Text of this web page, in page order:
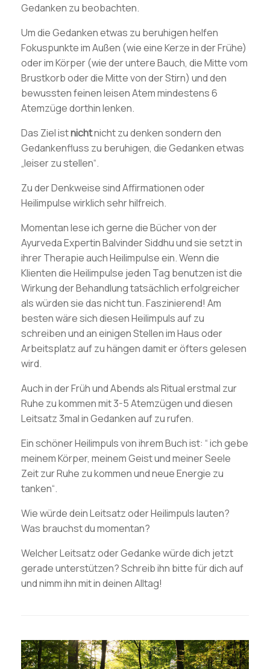
Gedanken zu beobachten.
Um die Gedanken etwas zu beruhigen helfen
Fokuspunkte im Außen (wie eine Kerze in der Frühe)
oder im Körper (wie der untere Bauch, die Mitte vom
Brustkorb oder die Mitte von der Stirn) und den
bewussten feinen leisen Atem mindestens 6
Atemzüge dorthin lenken.
Das Ziel istnichtnicht zu denken sondern den
Gedankenfluss zu beruhigen, die Gedanken etwas
„leiser zu stellen“.
Zu der Denkweise sind Affirmationen oder
Heilimpulse wirklich sehr hilfreich.
Momentan lese ich gerne die Bücher von der
Ayurveda Expertin Balvinder Siddhu und sie setzt in
ihrer Therapie auch Heilimpulse ein. Wenn die
Klienten die Heilimpulse jeden Tag benutzen ist die
Wirkung der Behandlung tatsächlich erfolgreicher
als würden sie das nicht tun. Faszinierend! Am
besten wäre sich diesen Heilimpuls auf zu
schreiben und an einigen Stellen im Haus oder
Arbeitsplatz auf zu hängen damit er öfters gelesen
wird.
Auch in der Früh und Abends als Ritual erstmal zur
Ruhe zu kommen mit 3-5 Atemzügen und diesen
Leitsatz 3mal in Gedanken auf zu rufen.
Ein schöner Heilimpuls von ihrem Buch ist: “ ich gebe
meinem Körper, meinem Geist und meiner Seele
Zeit zur Ruhe zu kommen und neue Energie zu
tanken“.
Wie würde dein Leitsatz oder Heilimpuls lauten?
Was brauchst du momentan?
Welcher Leitsatz oder Gedanke würde dich jetzt
gerade unterstützen? Schreib ihn bitte für dich auf
und nimm ihn mit in deinen Alltag!